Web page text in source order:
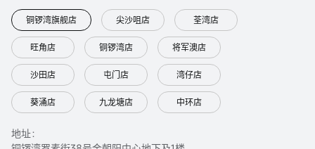
铜锣湾旗舰店 尖沙咀店 荃湾店
旺角店 铜锣湾店 将军澳店
沙田店 屯门店 湾仔店
葵涌店 九龙塘店 中环店
地址：